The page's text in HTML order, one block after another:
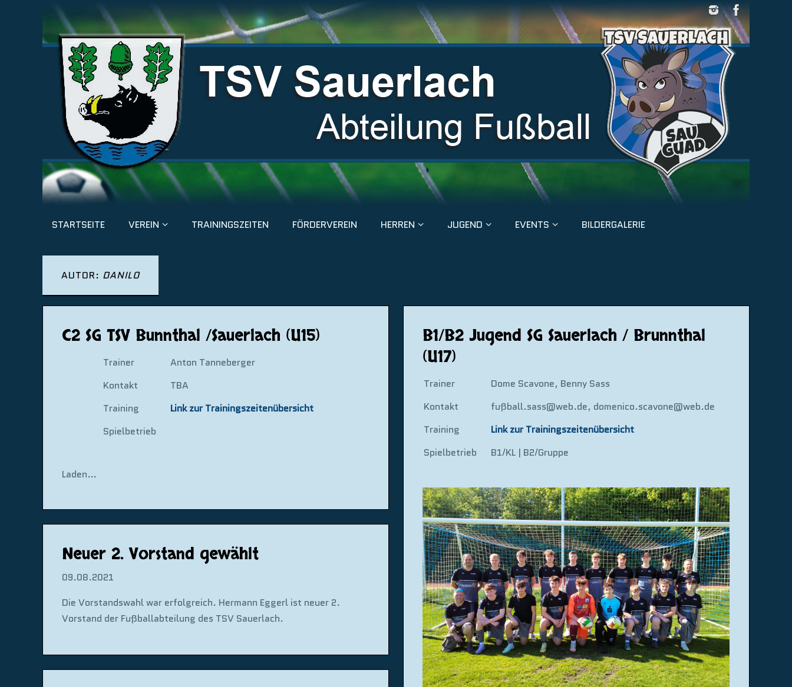
STARTSEITE VEREIN TRAININGSZEITEN FÖRDERVEREIN HERREN JUGEND EVENTS BILDERGALERIE
AUTOR: DANILO
C2 SG TSV Bunnthal /Sauerlach (U15)
Trainer
Anton Tanneberger
Kontakt
TBA
Training
Link zur Trainingszeitenübersicht
Spielbetrieb
Laden…
B1/B2 Jugend SG Sauerlach / Brunnthal
(U17)
Trainer
Dome Scavone, Benny Sass
Kontakt
fußball.sass@web.de, ‎domenico.scavone@web.de
Training
Link zur Trainingszeitenübersicht
Spielbetrieb
B1/KL | B2/Gruppe
Neuer 2. Vorstand gewählt
09.08.2021
Die Vorstandswahl war erfolgreich. Hermann Eggerl ist neuer 2.
Vorstand der Fußballabteilung des TSV Sauerlach.